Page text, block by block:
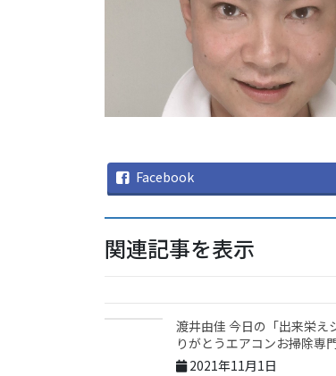
Facebook
関連記事を表示
渡井由佳 今日の「出来栄え
りがとうエアコンお掃除専
2021年11月1日